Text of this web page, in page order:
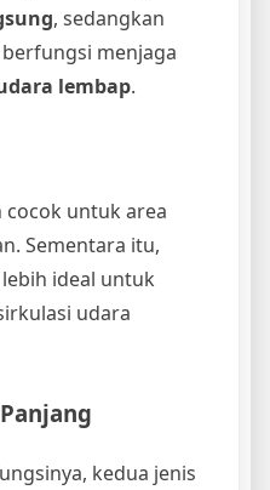
, sedangkan
menjaga
lembap.
untuk area
Sementara itu,
ideal untuk
udara
kedua jenis